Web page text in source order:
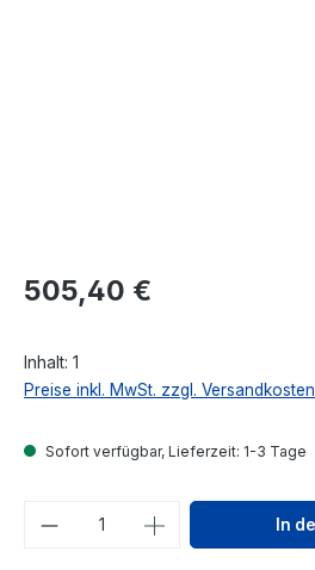
Regulärer Preis:
505,40 €
Inhalt: 1
Preise inkl. MwSt. zzgl. Versandkosten
Sofort verfügbar, Lieferzeit: 1-3 Tage
Produkt Anzahl: GibIn